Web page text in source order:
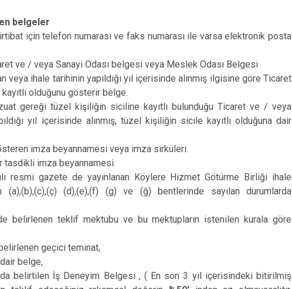
belgeler
için telefon numarası ve faks numarası ile varsa elektronik posta
ve / veya Sanayi Odası belgesi veya Meslek Odası Belgesi
veya ihale tarihinin yapıldığı yıl içerisinde alınmış ilgisine göre Ticaret
olduğunu gösterir belge.
gereği tüzel kişiliğin siciline kayıtlı bulunduğu Ticaret ve / veya
yıl içerisinde alınmış, tüzel kişiliğin sicile kayıtlı olduğuna dair
imza beyannamesi veya imza sirküleri.
tasdikli imza beyannamesi.
resmi gazete de yayınlanan Köylere Hizmet Götürme Birliği ihale
(a),(b),(c),(ç) (d),(e),(f) (g) ve (ğ) bentlerinde sayılan durumlarda
belirlenen teklif mektubu ve bu mektupların istenilen kurala göre
geçici teminat,
dair belge,
belirtilen İş Deneyim Belgesi , ( En son 3 yıl içerisindeki bitirilmiş